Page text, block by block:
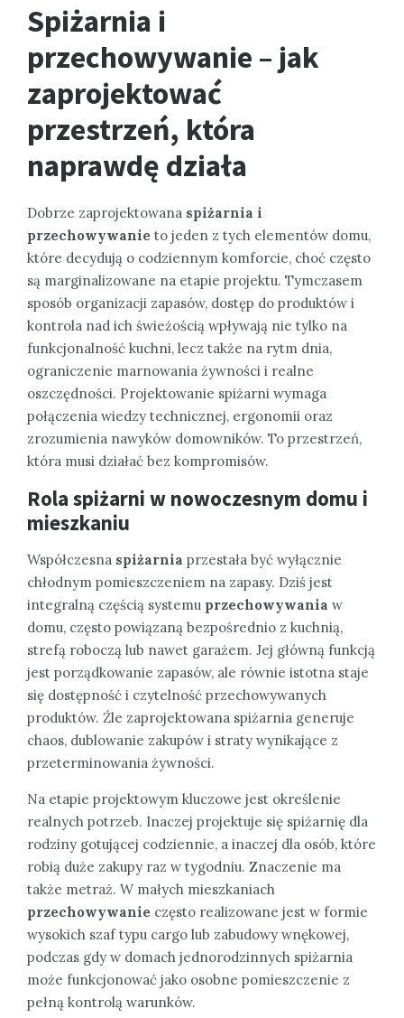
Spiżarnia i
przechowywanie – jak
zaprojektować
przestrzeń, która
naprawdę działa
Dobrze zaprojektowana spiżarnia i
przechowywanie to jeden z tych elementów domu,
które decydują o codziennym komforcie, choć często
są marginalizowane na etapie projektu. Tymczasem
sposób organizacji zapasów, dostęp do produktów i
kontrola nad ich świeżością wpływają nie tylko na
funkcjonalność kuchni, lecz także na rytm dnia,
ograniczenie marnowania żywności i realne
oszczędności. Projektowanie spiżarni wymaga
połączenia wiedzy technicznej, ergonomii oraz
zrozumienia nawyków domowników. To przestrzeń,
która musi działać bez kompromisów.
Rola spiżarni w nowoczesnym domu i
mieszkaniu
Współczesna spiżarnia przestała być wyłącznie
chłodnym pomieszczeniem na zapasy. Dziś jest
integralną częścią systemu przechowywania w
domu, często powiązaną bezpośrednio z kuchnią,
strefą roboczą lub nawet garażem. Jej główną funkcją
jest porządkowanie zapasów, ale równie istotna staje
się dostępność i czytelność przechowywanych
produktów. Źle zaprojektowana spiżarnia generuje
chaos, dublowanie zakupów i straty wynikające z
przeterminowania żywności.
Na etapie projektowym kluczowe jest określenie
realnych potrzeb. Inaczej projektuje się spiżarnię dla
rodziny gotującej codziennie, a inaczej dla osób, które
robią duże zakupy raz w tygodniu. Znaczenie ma
także metraż. W małych mieszkaniach
przechowywanie często realizowane jest w formie
wysokich szaf typu cargo lub zabudowy wnękowej,
podczas gdy w domach jednorodzinnych spiżarnia
może funkcjonować jako osobne pomieszczenie z
pełną kontrolą warunków.